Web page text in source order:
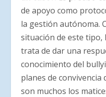
de apoyo como
la gestión autónoma.
situación de este tipo,
trata de dar una
conocimiento del
planes de convivencia
son muchos los